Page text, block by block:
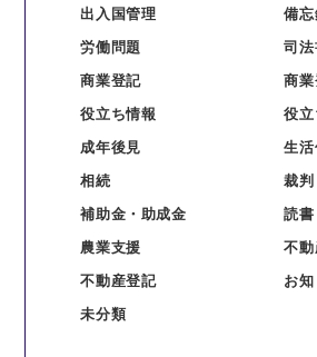
出入国管理
備忘
労働問題
司
商業登記
商
役立ち情報
役
成年後見
生
相続
裁判
補助金・助成金
読書
農業支援
不
不動産登記
お
未分類